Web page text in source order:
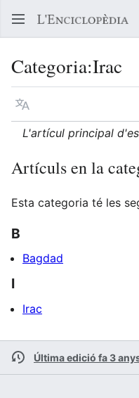
Categoria:Irac
Llegir en un atre idioma
L'artícul principal
Artículs en la
Esta categoria té les
B
Bagdad
I
Irac
Última edició fa 3